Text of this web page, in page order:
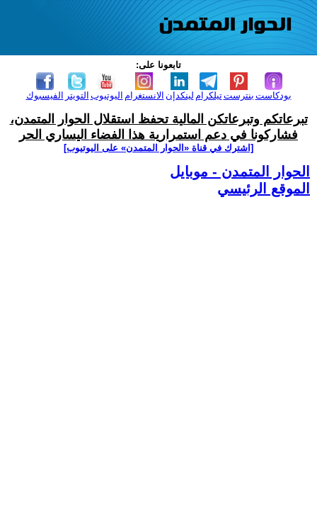
تابعونا على:
الفيسبوك التويتر اليوتيوب الانستغرام لينكدإن تيلكرامبنترست بودكاست
تبرعاتكم وتبرعاتكن المالية تحفظ استقلال الحوار المتمدن،
فشاركونا في دعم استمرارية هذا الفضاء اليساري الحر
[اشترك في قناة ‫«الحوار المتمدن» على اليوتيوب]
الحوار المتمدن - موبايل
الموقع الرئيسي